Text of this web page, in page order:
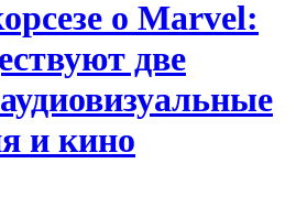
о Marvel:
две
и кино